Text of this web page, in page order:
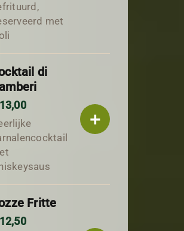
met
di
+
Fritte